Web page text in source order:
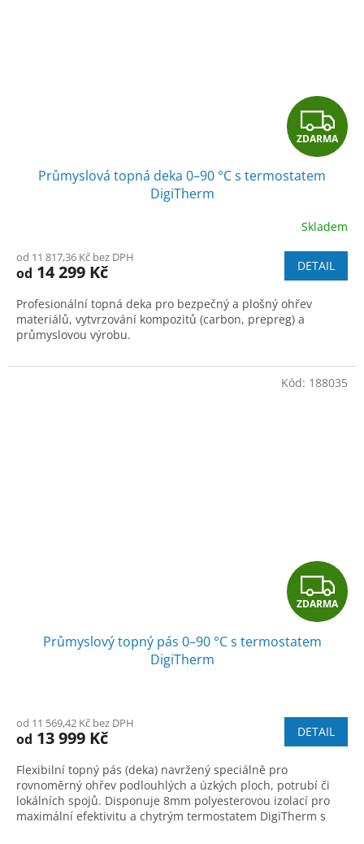
Z
D
R
M
A
ZDARMA
Průmyslová topná deka 0–90 °C s termostatem
DigiTherm
Skladem
od 11 817,36 Kč bez DPH
od 14 299 Kč DETAIL
Profesionální topná deka pro bezpečný a plošný ohřev
materiálů, vytvrzování kompozitů (carbon, prepreg) a
průmyslovou výrobu.
Z
D
M
A
ZDARMA
Průmyslový topný pás 0–90 °C s termostatem
DigiTherm
od 11 569,42 Kč bez DPH
od 13 999 Kč DETAIL
Flexibilní topný pás (deka) navržený speciálně pro
rovnoměrný ohřev podlouhlých a úzkých ploch, potrubí či
lokálních spojů. Disponuje 8mm polyesterovou izolací pro
maximální efektivitu a chytrým termostatem DigiTherm s
Kód: 188035